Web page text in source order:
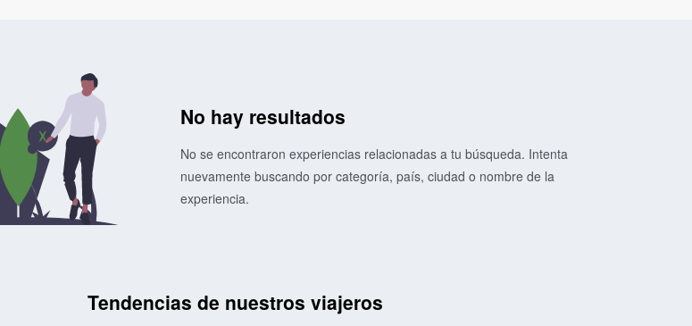
No hay resultados
No se encontraron experiencias relacionadas a tu búsqueda. Intenta
nuevamente buscando por categoría, país, ciudad o nombre de la
experiencia.
Tendencias de nuestros viajeros